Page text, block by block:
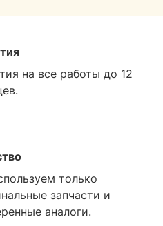
на все работы до 12
только
запчасти и
аналоги.